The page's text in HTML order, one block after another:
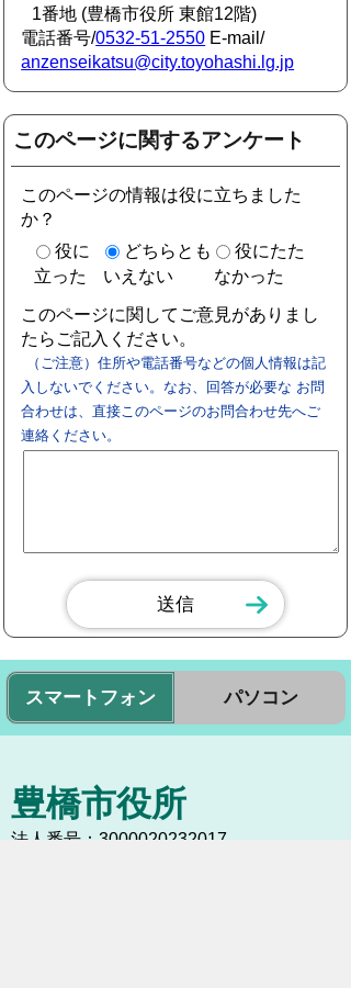
1番地 (豊橋市役所 東館12階)
電話番号/0532-51-2550 E-mail/
anzenseikatsu@city.toyohashi.lg.jp
このページに関するアンケート
このページの情報は役に立ちました
か？
役に
立った
どちらとも
いえない
役にたた
なかった
このページに関してご意見がありまし
たらご記入ください。
（ご注意）住所や電話番号などの個人情報は記
入しないでください。なお、回答が必要な お問
合わせは、直接このページのお問合わせ先へご
連絡ください。
スマートフォン パソコン
豊橋市役所
法人番号：3000020232017